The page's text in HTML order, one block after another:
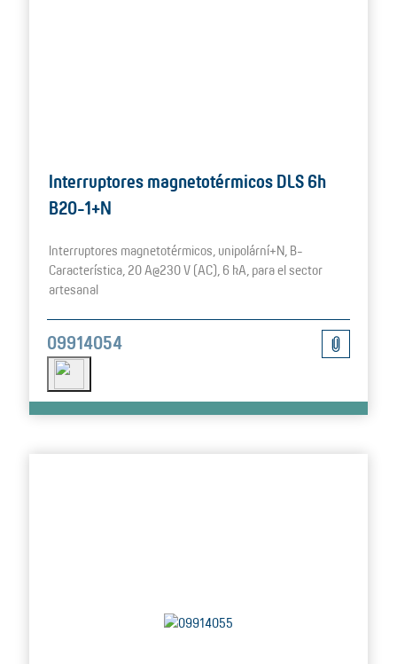
Interruptores magnetotérmicos DLS 6h
B20-1+N
Interruptores magnetotérmicos, unipolární+N, B-
Característica, 20 A@230 V (AC), 6 kA, para el sector
artesanal
09914054